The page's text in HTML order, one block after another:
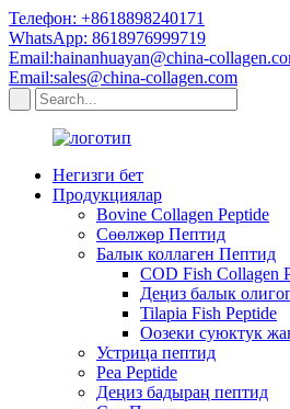
Телефон: +8618898240171
WhatsApp: 8618976999719
Email:hainanhuayan@china-
Email:sales@china-collagen.com
Негизги бет
Продукциялар
Bovine Collagen Peptide
Сөөлжөр Пептид
Балык коллаген Пептид
COD Fish Collagen
Деңиз балык
Tilapia Fish Peptide
Оозеки суюктук
Устрица пептид
Pea Peptide
Деңиз бадыраң пептид